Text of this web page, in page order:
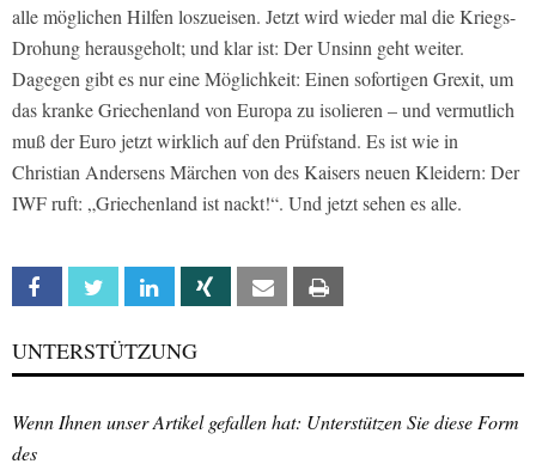
alle möglichen Hilfen loszueisen. Jetzt wird wieder mal die Kriegs-
Drohung herausgeholt; und klar ist: Der Unsinn geht weiter.
Dagegen gibt es nur eine Möglichkeit: Einen sofortigen Grexit, um
das kranke Griechenland von Europa zu isolieren – und vermutlich
muß der Euro jetzt wirklich auf den Prüfstand. Es ist wie in
Christian Andersens Märchen von des Kaisers neuen Kleidern: Der
IWF ruft: „Griechenland ist nackt!“. Und jetzt sehen es alle.
Facebook Twitter Linkedin Xing Email
UNTERSTÜTZUNG
Wenn Ihnen unser Artikel gefallen hat: Unterstützen Sie diese Form
des